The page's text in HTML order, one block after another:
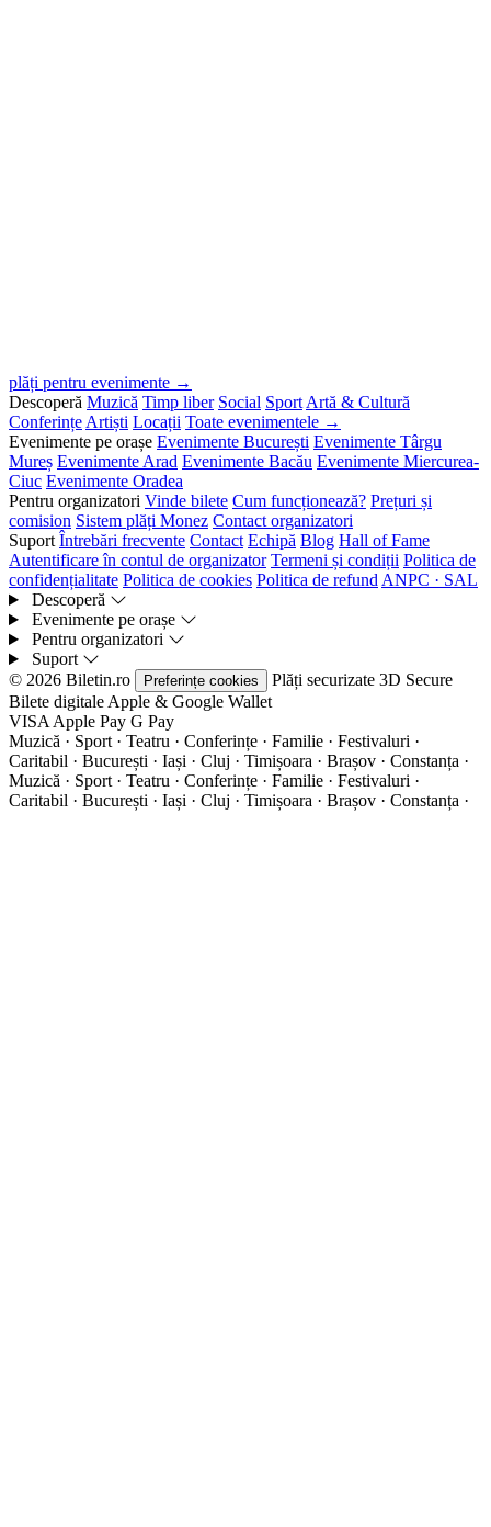
plăți pentru evenimente →
Descoperă Muzică Timp liber Social Sport Artă & Cultură
Conferințe Artiști Locații Toate evenimentele →
Evenimente pe orașe Evenimente București Evenimente Târgu
Mureș Evenimente Arad Evenimente Bacău Evenimente Miercurea-
Ciuc Evenimente Oradea
Pentru organizatori Vinde bilete Cum funcționează? Prețuri și
comision Sistem plăți Monez Contact organizatori
Suport Întrebări frecvente Contact Echipă Blog Hall of Fame
Autentificare în contul de organizator Termeni și condiții Politica de
confidențialitate Politica de cookies Politica de refund ANPC · SAL
Descoperă
Evenimente pe orașe
Pentru organizatori
Suport
© 2026 Biletin.ro
Preferințe cookies Plăți securizate 3D Secure
Bilete digitale Apple & Google Wallet
VISA Apple Pay G Pay
Muzică · Sport · Teatru · Conferințe · Familie · Festivaluri ·
Caritabil · București · Iași · Cluj · Timișoara · Brașov · Constanța ·
Muzică · Sport · Teatru · Conferințe · Familie · Festivaluri ·
Caritabil · București · Iași · Cluj · Timișoara · Brașov · Constanța ·